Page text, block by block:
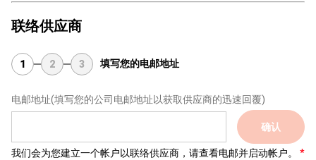
联络供应商
1 2 3 填写您的电邮地址
电邮地址(填写您的公司电邮地址以获取供应商的迅速回覆)
确认
我们会为您建立一个帐户以联络供应商，请查看电邮并启动帐户。